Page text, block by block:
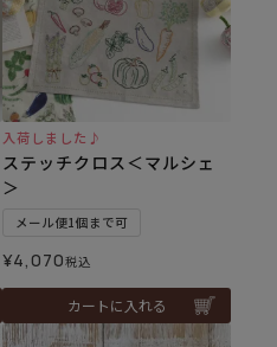
入荷しました♪
ステッチクロス＜マルシェ
＞
メール便1個まで可
¥4,070税込
カートに入れる